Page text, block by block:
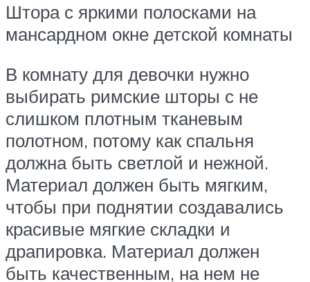
Штора с яркими полосками на
мансардном окне детской комнаты
В комнату для девочки нужно
выбирать римские шторы с не
слишком плотным тканевым
полотном, потому как спальня
должна быть светлой и нежной.
Материал должен быть мягким,
чтобы при поднятии создавались
красивые мягкие складки и
драпировка. Материал должен
быть качественным, на нем не